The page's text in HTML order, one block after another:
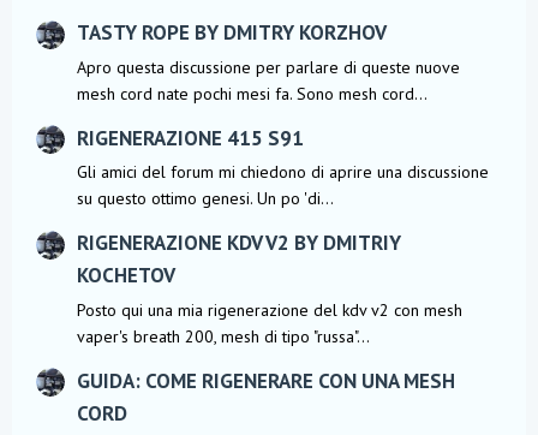
TASTY ROPE BY DMITRY KORZHOV
Apro questa discussione per parlare di queste nuove
mesh cord nate pochi mesi fa. Sono mesh cord...
RIGENERAZIONE 415 S91
Gli amici del forum mi chiedono di aprire una discussione
su questo ottimo genesi. Un po 'di...
RIGENERAZIONE KDV V2 BY DMITRIY
KOCHETOV
Posto qui una mia rigenerazione del kdv v2 con mesh
vaper's breath 200, mesh di tipo "russa"...
GUIDA: COME RIGENERARE CON UNA MESH
CORD